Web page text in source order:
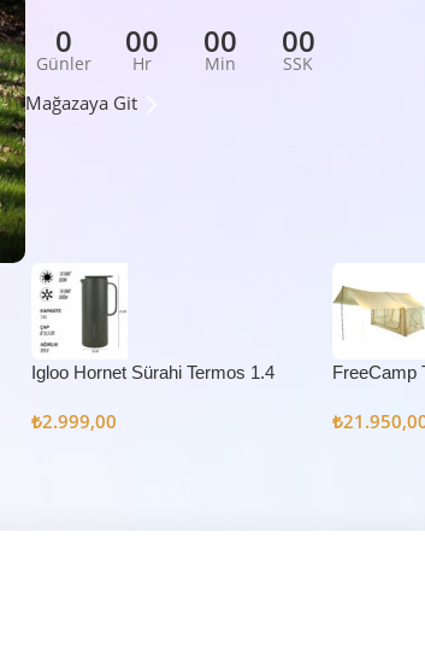
0
Günler
00
Hr
00
Min
00
SSK
Mağazaya Git
Igloo Hornet Sürahi Termos 1.4
₺2.999,00
FreeCamp
₺